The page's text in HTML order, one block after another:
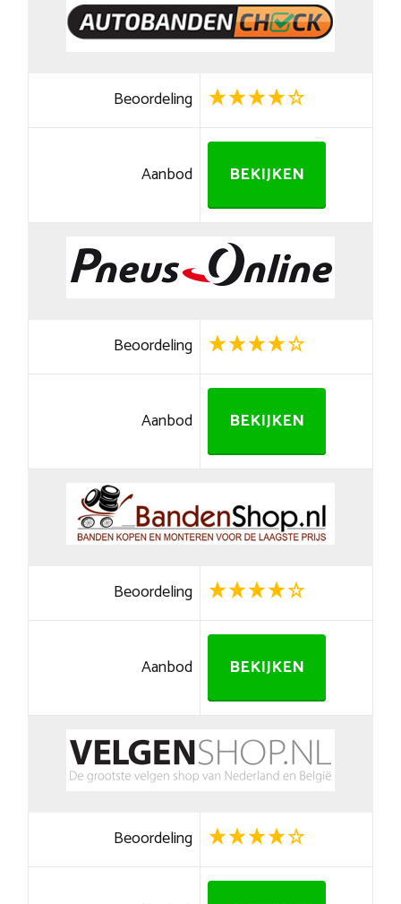
Beoordeling
Aanbod BEKIJKEN
Beoordeling
Aanbod BEKIJKEN
Beoordeling
Aanbod BEKIJKEN
Beoordeling